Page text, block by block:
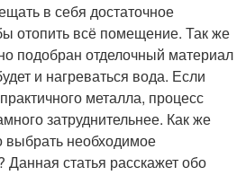
в себя достаточное
отопить всё помещение. Так же
подобран отделочный материал
и нагреваться вода. Если
металла, процесс
затруднительнее. Как же
выбрать необходимое
статья расскажет обо